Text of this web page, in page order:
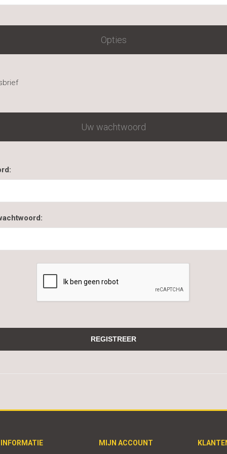
Opties
Uw wachtwoord
INFORMATIE MIJN ACCOUNT